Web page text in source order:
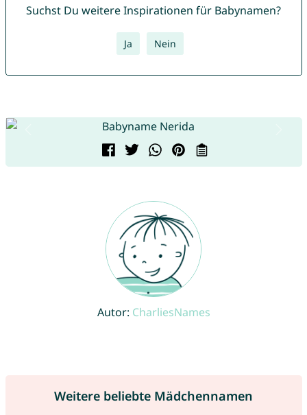
Suchst Du weitere Inspirationen für Babynamen?
Ja Nein
Autor: CharliesNames
Weitere beliebte Mädchennamen